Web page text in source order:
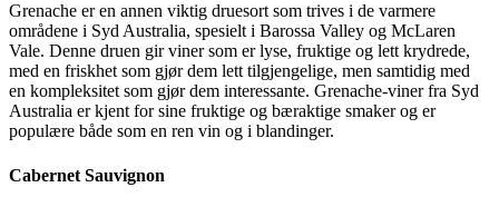
Grenache er en annen viktig druesort som trives i de varmere
områdene i Syd Australia, spesielt i Barossa Valley og McLaren
Vale. Denne druen gir viner som er lyse, fruktige og lett krydrede,
med en friskhet som gjør dem lett tilgjengelige, men samtidig med
en kompleksitet som gjør dem interessante. Grenache-viner fra Syd
Australia er kjent for sine fruktige og bæraktige smaker og er
populære både som en ren vin og i blandinger.
Cabernet Sauvignon